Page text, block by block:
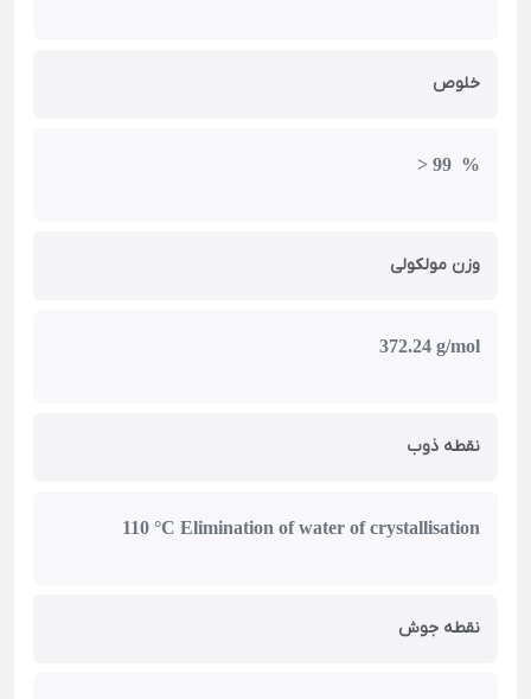
خلوص
> 99 %
وزن مولکولی
372.24 g/mol
نقطه ذوب
110 °C Elimination of water of crystallisation
نقطه جوش